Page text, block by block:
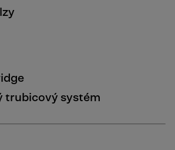
trubicový systém